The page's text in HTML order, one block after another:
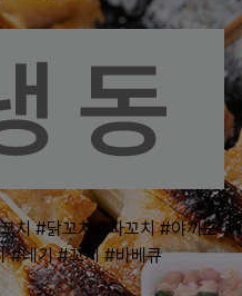
치 #닭꼬치 #파꼬치 #야끼도
#네기 #꼬치 #바베큐